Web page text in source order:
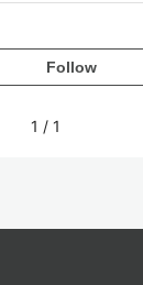
Follow
1 / 1